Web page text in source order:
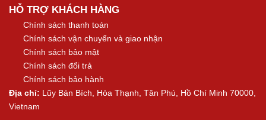
HỖ TRỢ KHÁCH HÀNG
Chính sách thanh toán
Chính sách vận chuyển và giao nhận
Chính sách bảo mật
Chính sách đổi trả
Chính sách bảo hành
Địa chỉ: Lũy Bán Bích, Hòa Thạnh, Tân Phú, Hồ Chí Minh 70000,
Vietnam